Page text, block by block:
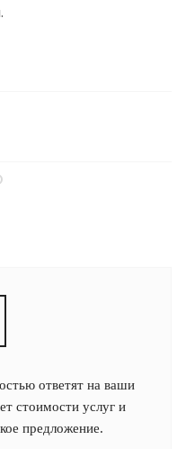
ответят на ваши
стоимости услуг и
предложение.